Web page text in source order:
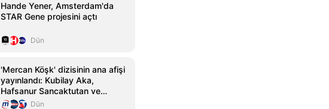
Hande Yener, Amsterdam'da
STAR Gene projesini açtı
Dün
'Mercan Köşk' dizisinin ana afişi
yayınlandı: Kubilay Aka,
Hafsanur Sancaktutan ve
Bertan Asllani
Dün